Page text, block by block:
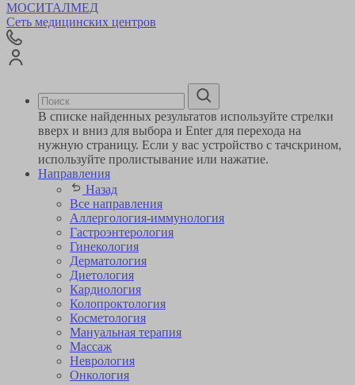
МОСИТАЛМЕД
Сеть медицинских центров
В списке найденных результатов используйте стрелки
вверх и вниз для выбора и Enter для перехода на
нужную страницу. Если у вас устройство с тачскрином,
используйте пролистывание или нажатие.
Направления
Назад
Все направления
Аллергология-иммунология
Гастроэнтерология
Гинекология
Дерматология
Диетология
Кардиология
Коло­проктология
Косметология
Мануальная терапия
Массаж
Неврология
Онкология